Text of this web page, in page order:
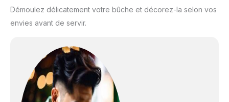
Démoulez délicatement votre bûche et décorez-la selon vos
envies avant de servir.